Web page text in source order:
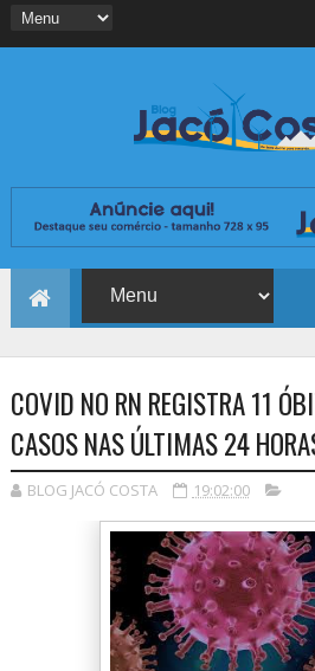
COVID NO RN REGISTRA 11
CASOS NAS ÚLTIMAS 24
BLOG JACÓ COSTA 19:02:00